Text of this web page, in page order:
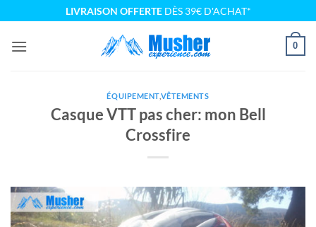
au
contenu
LIVRAISON OFFERTEDÈS 39€ D'ACHAT*
0
ÉQUIPEMENTVÊTEMENTS
Casque VTT pas cher: mon Bell
Crossfire